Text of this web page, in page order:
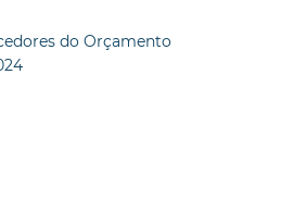
do Orçamento